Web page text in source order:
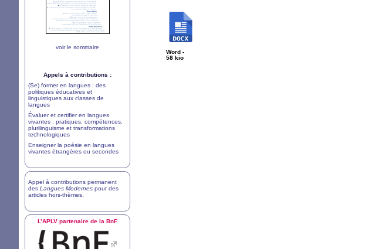
Word -
58 kio
voir le sommaire
Appels à contributions :
(Se) former en langues : des
politiques éducatives et
linguistiques aux classes de
langues
Évaluer et certifier en langues
vivantes : pratiques, compétences,
plurilinguisme et transformations
technologiques
Enseigner la poésie en langues
vivantes étrangères ou secondes
Appel à contributions permanent
des Langues Modernes pour des
articles hors-thèmes
L’APLV partenaire de la BnF